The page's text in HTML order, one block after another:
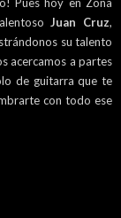
Juan Cruz,
su talento
acercamos a partes
de guitarra que te
con todo ese